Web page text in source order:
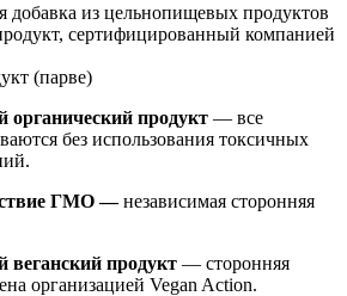
добавка из цельнопищевых продуктов
сертифицированный компанией
(парве)
продукт — все
без использования токсичных
ГМО —независимая сторонняя
продукт — сторонняя
организацией Vegan Action.